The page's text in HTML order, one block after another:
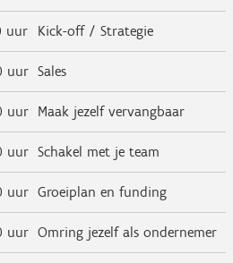
uur Kick-off / Strategie
uur Sales
uur Maak jezelf vervangbaar
uur Schakel met je team
uur Groeiplan en funding
uur Omring jezelf als ondernemer